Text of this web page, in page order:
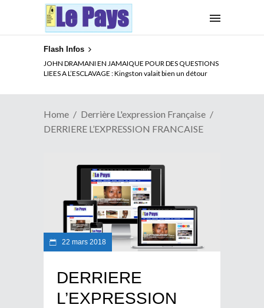
Flash Infos
JOHN DRAMANI EN JAMAIQUE POUR DES QUESTIONS
LIEES A L’ESCLAVAGE : Kingston valait bien un détour
Home
Derrière L'expression Française
DERRIERE L’EXPRESSION FRANCAISE
22 mars 2018
DERRIERE
L’EXPRESSION